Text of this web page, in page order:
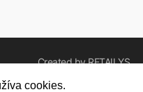
Created byRETAILYS.
cookies.